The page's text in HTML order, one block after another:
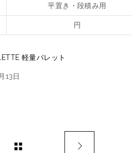
平置き・段積み用
円
軽量パレット
13日